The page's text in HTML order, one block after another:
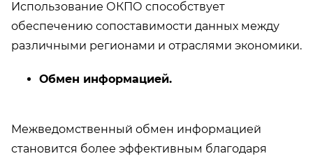
Использование ОКПО способствует
обеспечению сопоставимости данных между
различными регионами и отраслями экономики.
Обмен информацией.
Межведомственный обмен информацией
становится более эффективным благодаря